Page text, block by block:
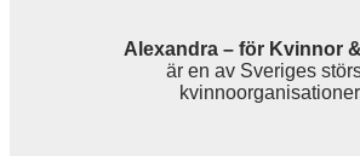
Alexandra – för Kvinnor
är en av Sveriges